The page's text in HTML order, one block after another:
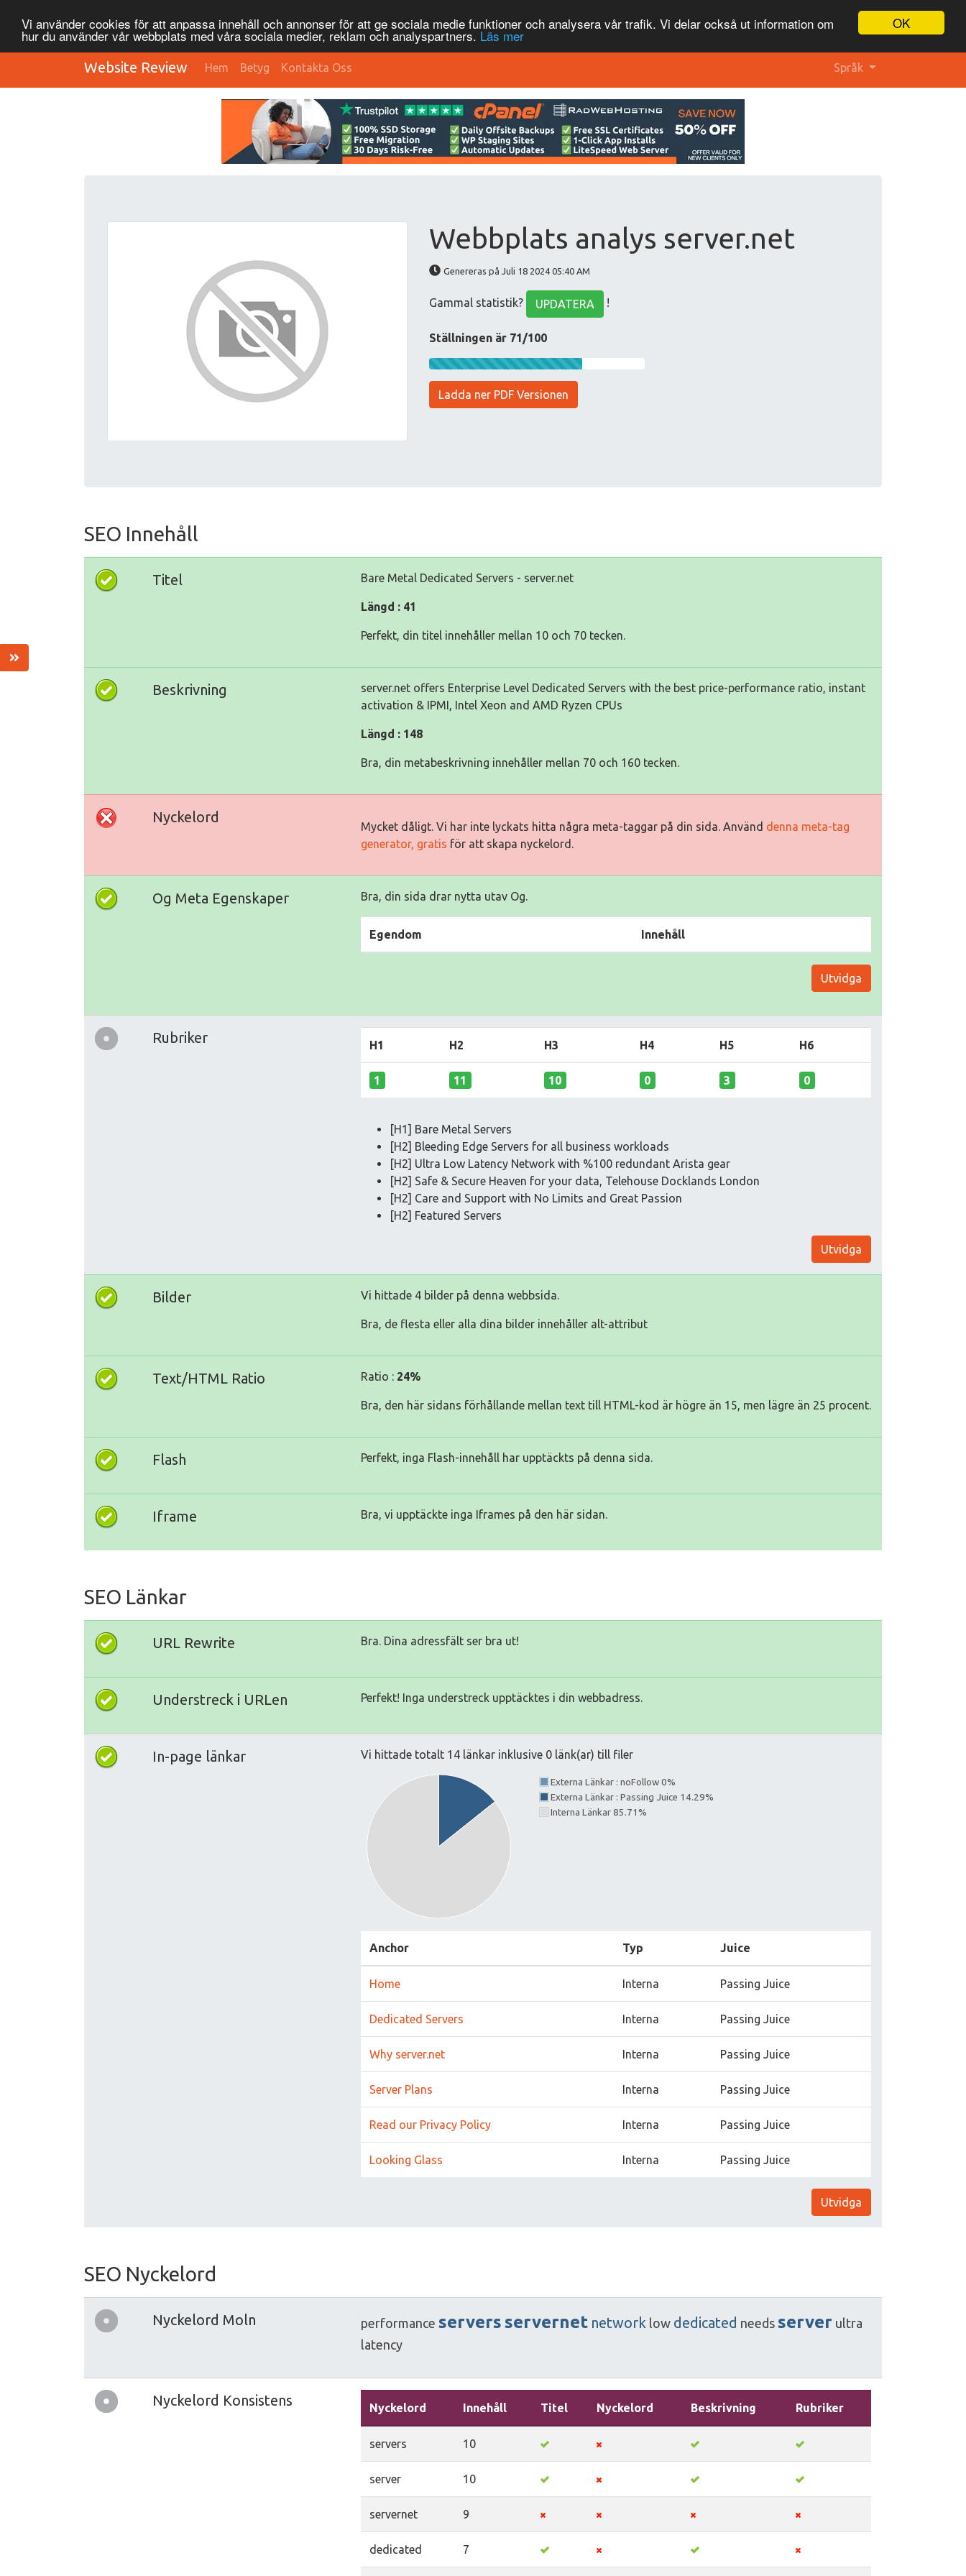
OK
Vi använder cookies för att anpassa innehåll och annonser för att ge sociala medie funktioner och analysera vår trafik. Vi delar också ut information om
hur du använder vår webbplats med våra sociala medier, reklam och analyspartners. Läs mer
Website Review Hem Betyg Kontakta Oss Språk
Webbplats analys server.net
Genereras på Juli 18 2024 05:40 AM
Gammal statistik? UPDATERA !
Ställningen är 71/100
Ladda ner PDF Versionen
SEO Innehåll
Titel Bare Metal Dedicated Servers - server.net
Längd : 41
Perfekt, din titel innehåller mellan 10 och 70 tecken.
Beskrivning
server.net offers Enterprise Level Dedicated Servers with the best price-performance ratio, instant
activation & IPMI, Intel Xeon and AMD Ryzen CPUs
Längd : 148
Bra, din metabeskrivning innehåller mellan 70 och 160 tecken.
Nyckelord
Mycket dåligt. Vi har inte lyckats hitta några meta-taggar på din sida. Använd denna meta-tag
generator, gratis för att skapa nyckelord.
Og Meta Egenskaper Bra, din sida drar nytta utav Og.
Egendom Innehåll
Utvidga
Rubriker H1 H2 H3 H4 H5 H6
1 11 10 0 3 0
[H1] Bare Metal Servers
[H2] Bleeding Edge Servers for all business workloads
[H2] Ultra Low Latency Network with %100 redundant Arista gear
[H2] Safe & Secure Heaven for your data, Telehouse Docklands London
[H2] Care and Support with No Limits and Great Passion
[H2] Featured Servers
Utvidga
Bilder Vi hittade 4 bilder på denna webbsida.
Bra, de flesta eller alla dina bilder innehåller alt-attribut
Text/HTML Ratio Ratio : 24%
Bra, den här sidans förhållande mellan text till HTML-kod är högre än 15, men lägre än 25 procent.
Flash Perfekt, inga Flash-innehåll har upptäckts på denna sida.
Iframe Bra, vi upptäckte inga Iframes på den här sidan.
SEO Länkar
URL Rewrite Bra. Dina adressfält ser bra ut!
Understreck i URLen Perfekt! Inga understreck upptäcktes i din webbadress.
In-page länkar Vi hittade totalt 14 länkar inklusive 0 länk(ar) till filer
Externa Länkar : noFollow 0%
Externa Länkar : Passing Juice 14.29%
Interna Länkar 85.71%
Anchor Typ Juice
Home Interna Passing Juice
Dedicated Servers Interna Passing Juice
Why server.net Interna Passing Juice
Server Plans Interna Passing Juice
Read our Privacy Policy Interna Passing Juice
Looking Glass Interna Passing Juice
Utvidga
SEO Nyckelord
Nyckelord Moln performance serversservernet network low dedicated needs server ultra
latency
Nyckelord Konsistens Nyckelord Innehåll Titel Nyckelord Beskrivning Rubriker
servers 10
server 10
servernet 9
dedicated 7